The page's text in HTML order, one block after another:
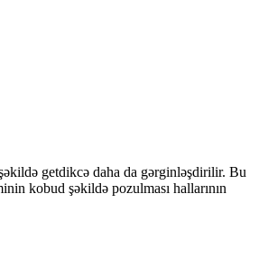
getdikcə daha da gərginləşdirilir. Bu
kobud şəkildə pozulması hallarının